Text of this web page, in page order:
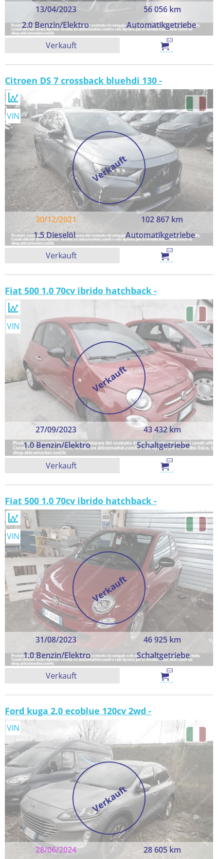
13/04/2023
56 056 km
2.0 Benzin/Elektro
Automatikgetriebe
Verkauft
Citroen DS 7 crossback bluehdi 130 -
Verkauft
30/12/2021
102 867 km
1.5 Dieselöl
Automatikgetriebe
VIN
Verkauft
Fiat 500 1.0 70cv ibrido hatchback -
Verkauft
27/09/2023
43 432 km
1.0 Benzin/Elektro
Schaltgetriebe
VIN
Verkauft
Fiat 500 1.0 70cv ibrido hatchback -
Verkauft
31/08/2023
46 925 km
1.0 Benzin/Elektro
Schaltgetriebe
VIN
Verkauft
Ford kuga 2.0 ecoblue 120cv 2wd -
Verkauft
28/06/2024 28 605 km
VIN